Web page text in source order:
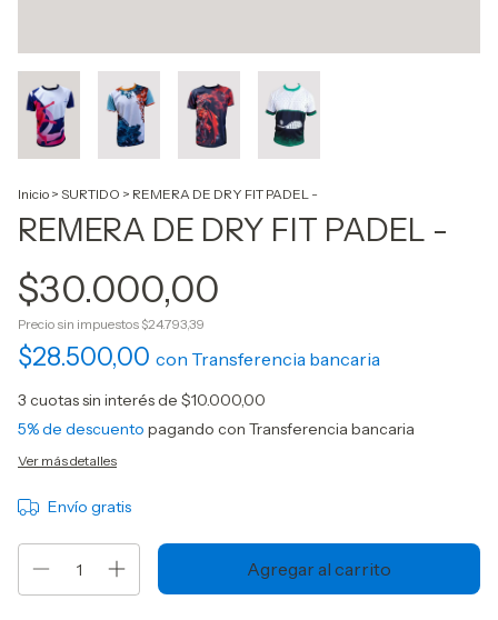
Inicio > SURTIDO > REMERA DE DRY FIT PADEL -
REMERA DE DRY FIT PADEL -
$30.000,00
Precio sin impuestos $24.793,39
$28.500,00 con Transferencia bancaria
3 cuotas sin interés de $10.000,00
5% de descuento pagando con Transferencia bancaria
Ver más detalles
Envío gratis